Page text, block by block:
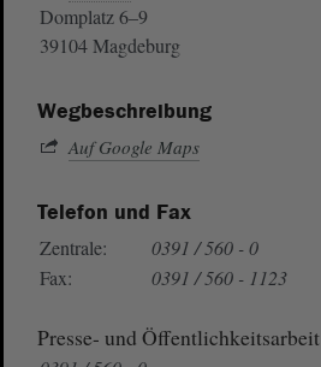
Domplatz 6–9
39104 Magdeburg
Wegbeschreibung
Auf Google Maps
Telefon und Fax
Zentrale:
0391 / 560 - 0
Fax:
0391 / 560 - 1123
Presse- und Öffentlichkeitsarbeit